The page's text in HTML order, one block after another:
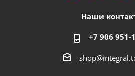
Наши
+7 906 951-